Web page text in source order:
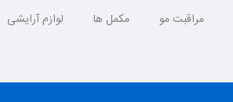
مراقبت مو مکمل ها لوازم آرایشی